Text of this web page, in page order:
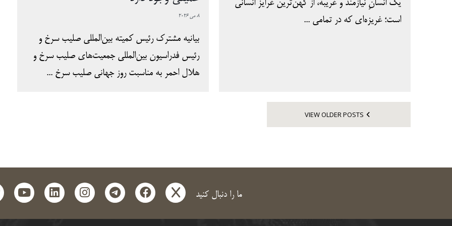
یک انسانِ نیازمند و غریبه، از کهن‌ترین غرایز انسانی
است؛ غریزه‌ای که در تمامی ...
8 می 2026
بیانیه مشترک رئیس کمیته بین‌المللی صلیب سرخ و
رئیس فدراسیون بین‌المللی جمعیت‌های صلیب سرخ و
هلال احمر به مناسبت روز جهانی صلیب سرخ ...
VIEW OLDER POSTS
ما را دنبال کنید x
facebook
telegram
instagram
linkedin